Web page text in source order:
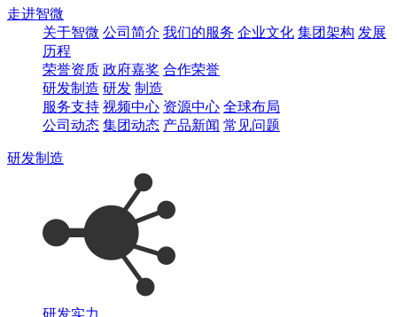
走进智微
关于智微 公司简介 我们的服务 企业文化 集团架构 发展
历程
荣誉资质 政府嘉奖 合作荣誉
研发制造 研发 制造
服务支持 视频中心 资源中心 全球布局
公司动态 集团动态 产品新闻 常见问题
研发制造
研发实力